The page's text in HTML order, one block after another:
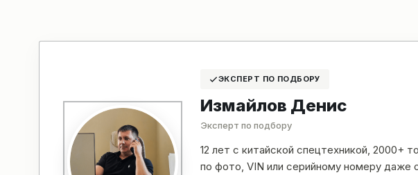
ЭКСПЕРТ ПО ПОДБОРУ
Измайлов Денис
Эксперт по подбору
12 лет с китайской спецтехникой, 2000+
по фото, VIN или серийному номеру даже